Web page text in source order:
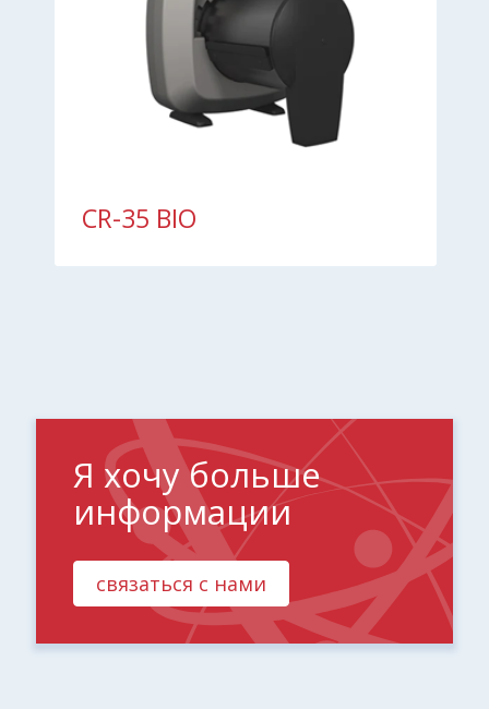
CR-35 BIO
Я хочу больше
информации
связаться с нами